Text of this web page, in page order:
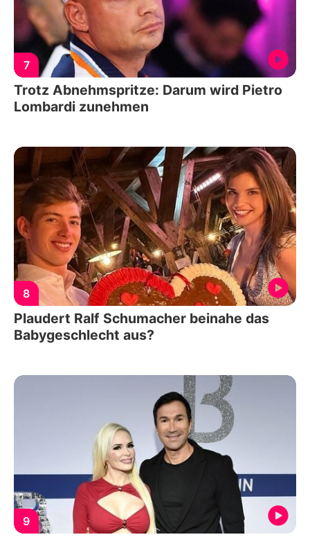
7
Trotz Abnehmspritze: Darum wird Pietro
Lombardi zunehmen
8
Plaudert Ralf Schumacher beinahe das
Babygeschlecht aus?
9